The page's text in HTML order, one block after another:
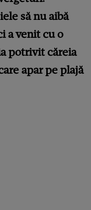
să nu aibă
a venit cu o
potrivit căreia
apar pe plajă